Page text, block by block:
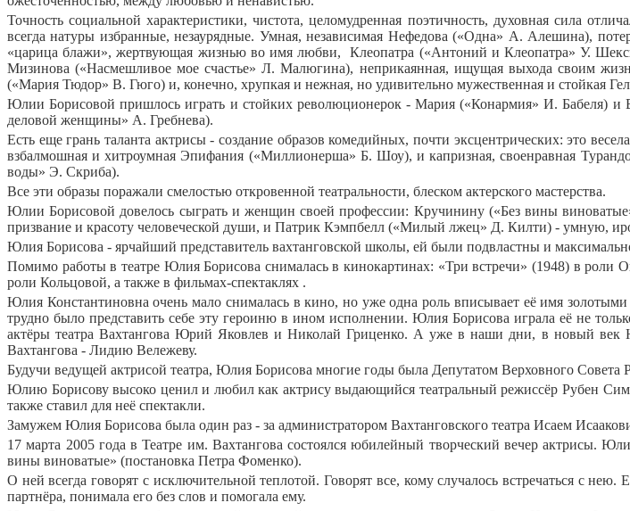
Точность социальной характеристики, чистота, целомудренная поэтичность, духовная сила
всегда натуры избранные, незаурядные. Умная, независимая Нефедова («Одна» А. Алешина),
«царица блажи», жертвующая жизнью во имя любви,
Клеопатра («Антоний и Клеопатра» У.
Мизинова («Насмешливое мое счастье» Л. Малюгина), неприкаянная, ищущая выхода своим
(«Мария Тюдор» В. Гюго) и, конечно, хрупкая и нежная, но удивительно мужественная и стойкая
Юлии Борисовой пришлось играть и стойких революционерок - Мария («Конармия» И.
деловой женщины» А. Гребнева).
Есть еще грань таланта актрисы - создание образов комедийных, почти эксцентрических: это
взбалмошная и хитроумная Эпифания («Миллионерша» Б. Шоу), и капризная, своенравная
воды» Э. Скриба).
Все эти образы поражали смелостью откровенной театральности, блеском актерского мастерства.
Юлии Борисовой довелось сыграть и женщин своей профессии: Кручинину («Без вины
призвание и красоту человеческой души, и Патрик Кэмпбелл («Милый лжец» Д. Килти) - умную,
Юлия Борисова - ярчайший представитель вахтанговской школы, ей были подвластны и
Помимо работы в театре Юлия Борисова снималась в кинокартинах: «Три встречи» (1948) в
роли Кольцовой, а также в фильмах-спектаклях .
Юлия Константиновна очень мало снималась в кино, но уже одна роль вписывает её имя
трудно было представить себе эту героиню в ином исполнении. Юлия Борисова играла её не
актёры театра Вахтангова Юрий Яковлев и Николай Гриценко. А уже в наши дни, в новый век
Вахтангова - Лидию Вележеву.
Будучи ведущей актрисой театра, Юлия Борисова многие годы была Депутатом Верховного
Юлию Борисову высоко ценил и любил как актрису выдающийся театральный режиссёр Рубен
также ставил для неё спектакли.
Замужем Юлия Борисова была один раз - за администратором Вахтанговского театра Исаем
17 марта 2005 года в Театре им. Вахтангова состоялся юбилейный творческий вечер актрисы.
вины виноватые» (постановка Петра Фоменко).
О ней всегда говорят с исключительной теплотой. Говорят все, кому случалось встречаться с
партнёра, понимала его без слов и помогала ему.